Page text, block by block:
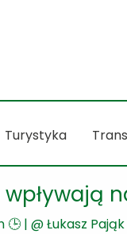
Turystyka
🕒| @Łukasz Pająk